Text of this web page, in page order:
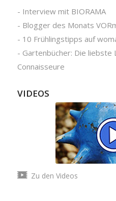
- Interview mit BIORAMA
- Blogger des Monats
- 10 Frühlingstipps auf
- Gartenbücher: Die
Connaisseure
VIDEOS
Zu den Videos